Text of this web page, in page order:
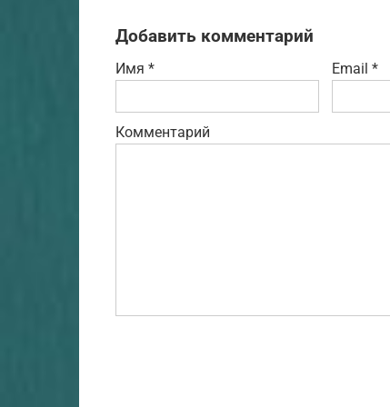
Добавить комментарий
Имя * Email *
Комментарий